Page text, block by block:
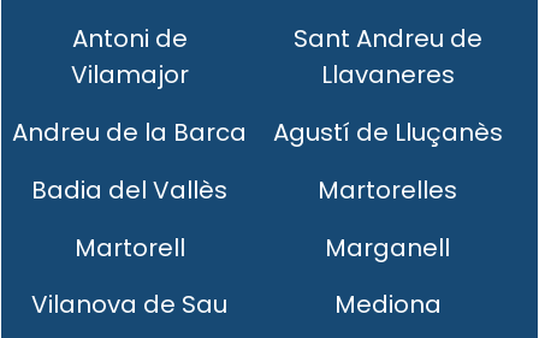
Antoni de
Vilamajor
Sant Andreu de
Llavaneres
Andreu de la Barca
Agustí de Lluçanès
Badia del Vallès
Martorelles
Martorell
Marganell
Vilanova de Sau
Mediona